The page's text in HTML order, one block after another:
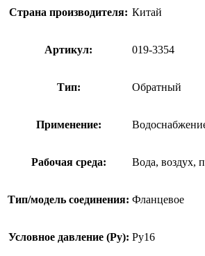
Страна производителя: Китай
Артикул: 019-3354
Тип: Обратный
Применение:
Рабочая среда: Вода, воздух,
Тип/модель соединения: Фланцевое
Условное давление (Ру): Ру16